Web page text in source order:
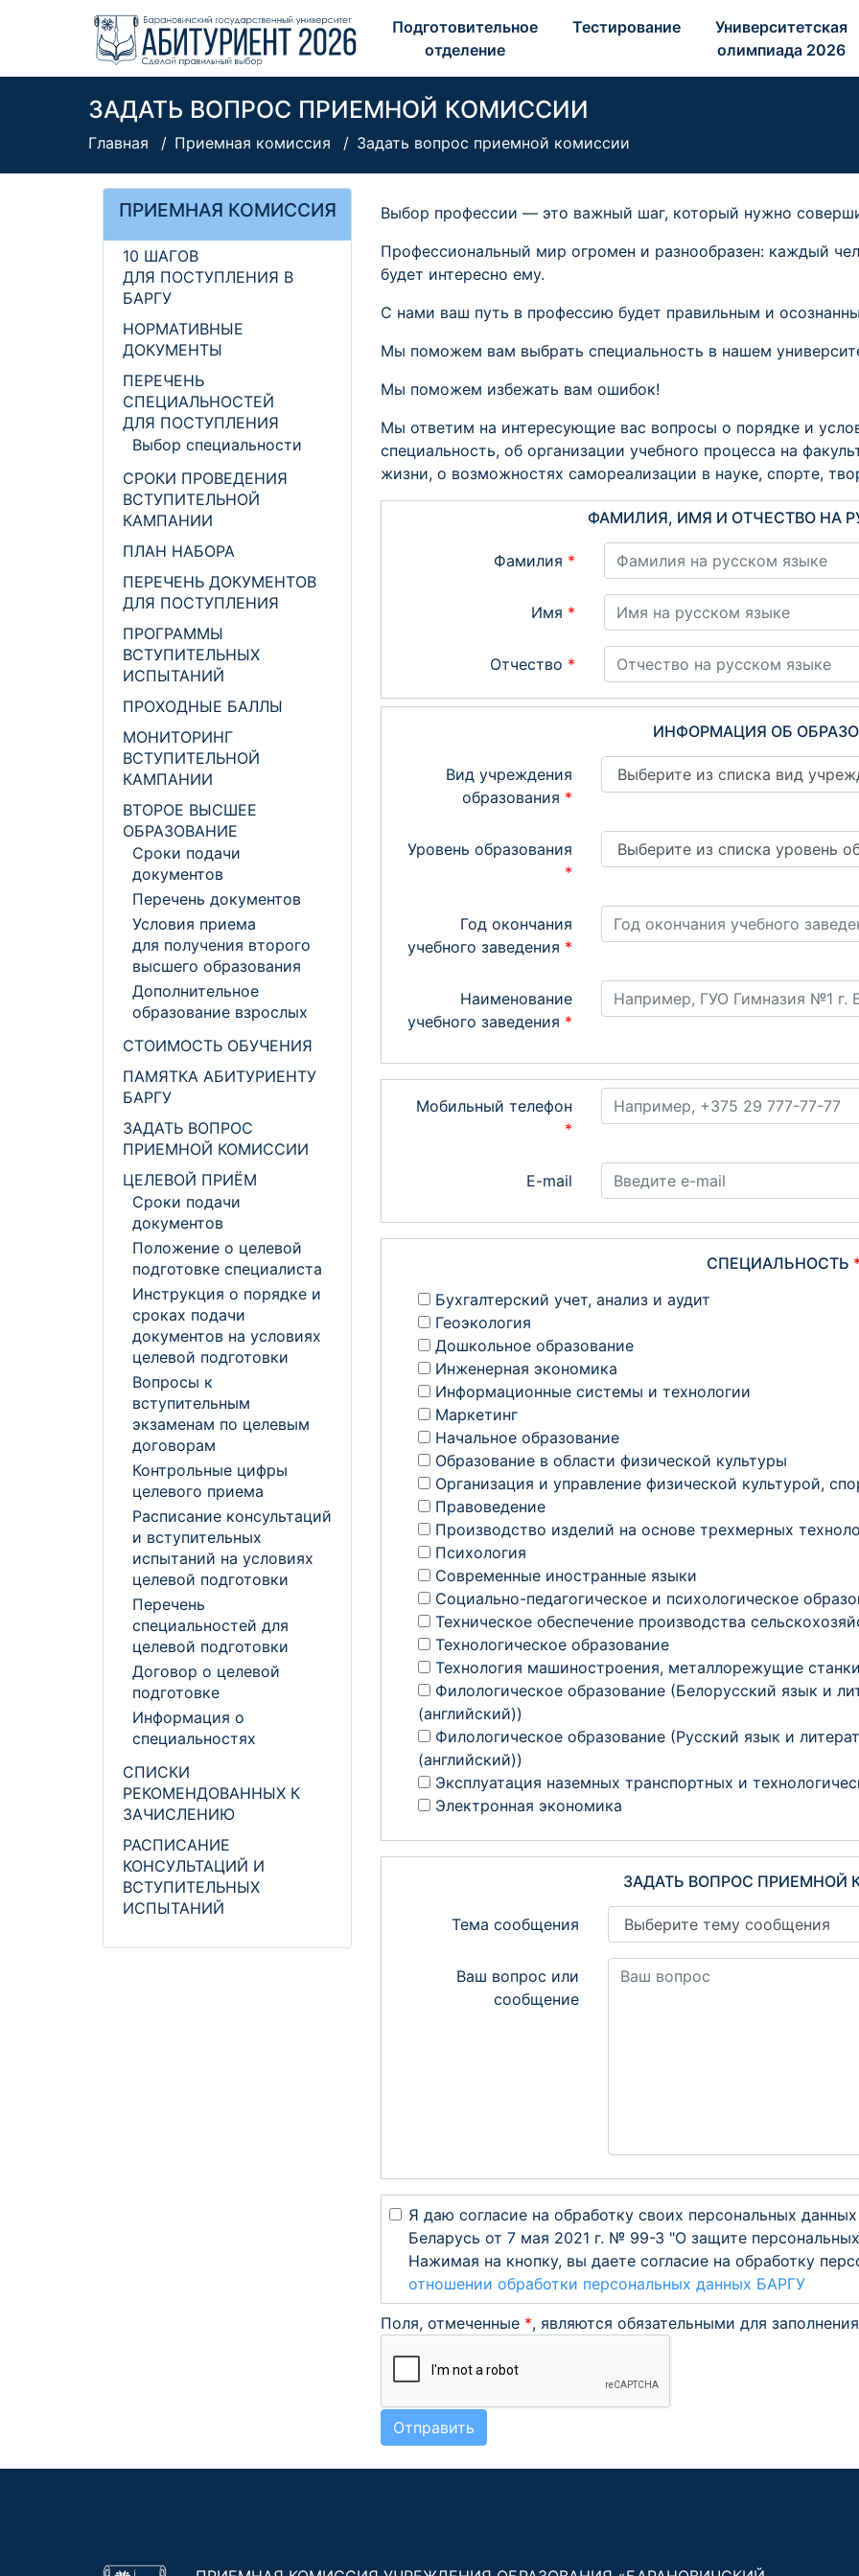
Подготовительное
отделение
Тестирование
Университетская
олимпиада 2026
ЗАДАТЬ ВОПРОС ПРИЕМНОЙ КОМИССИИ
Главная Приемная комиссия Задать вопрос приемной комиссии
ПРИЕМНАЯ КОМИССИЯ
10 ШАГОВ
ДЛЯ ПОСТУПЛЕНИЯ В
БАРГУ
НОРМАТИВНЫЕ
ДОКУМЕНТЫ
ПЕРЕЧЕНЬ
СПЕЦИАЛЬНОСТЕЙ
ДЛЯ ПОСТУПЛЕНИЯ
Выбор специальности
СРОКИ ПРОВЕДЕНИЯ
ВСТУПИТЕЛЬНОЙ
КАМПАНИИ
ПЛАН НАБОРА
ПЕРЕЧЕНЬ ДОКУМЕНТОВ
ДЛЯ ПОСТУПЛЕНИЯ
ПРОГРАММЫ
ВСТУПИТЕЛЬНЫХ
ИСПЫТАНИЙ
ПРОХОДНЫЕ БАЛЛЫ
МОНИТОРИНГ
ВСТУПИТЕЛЬНОЙ
КАМПАНИИ
ВТОРОЕ ВЫСШЕЕ
ОБРАЗОВАНИЕ
Сроки подачи
документов
Перечень документов
Условия приема
для получения второго
высшего образования
Дополнительное
образование взрослых
СТОИМОСТЬ ОБУЧЕНИЯ
ПАМЯТКА АБИТУРИЕНТУ
БАРГУ
ЗАДАТЬ ВОПРОС
ПРИЕМНОЙ КОМИССИИ
ЦЕЛЕВОЙ ПРИЁМ
Сроки подачи
документов
Положение о целевой
подготовке специалиста
Инструкция о порядке и
сроках подачи
документов на условиях
целевой подготовки
Вопросы к
вступительным
экзаменам по целевым
договорам
Контрольные цифры
целевого приема
Расписание консультаций
и вступительных
испытаний на условиях
целевой подготовки
Перечень
специальностей для
целевой подготовки
Договор о целевой
подготовке
Информация о
специальностях
СПИСКИ
РЕКОМЕНДОВАННЫХ К
ЗАЧИСЛЕНИЮ
РАСПИСАНИЕ
КОНСУЛЬТАЦИЙ И
ВСТУПИТЕЛЬНЫХ
ИСПЫТАНИЙ
Выбор профессии — это важный шаг, который нужно
Профессиональный мир огромен и разнообразен: каждый
будет интересно ему.
С нами ваш путь в профессию будет правильным и
Мы поможем вам выбрать специальность в нашем
Мы поможем избежать вам ошибок!
Мы ответим на интересующие вас вопросы о порядке и
специальность, об организации учебного процесса на
жизни, о возможностях самореализации в науке, спорте,
ФАМИЛИЯ, ИМЯ И ОТЧЕСТВО НА
Фамилия *
Имя *
Отчество *
ИНФОРМАЦИЯ ОБ
Вид учреждения
образования *
Уровень образования
*
Год окончания
учебного заведения *
Наименование
учебного заведения *
Мобильный телефон
*
E-mail
СПЕЦИАЛЬНОСТЬ
Бухгалтерский учет, анализ и аудит
Геоэкология
Дошкольное образование
Инженерная экономика
Информационные системы и технологии
Маркетинг
Начальное образование
Образование в области физической культуры
Организация и управление физической культурой,
Правоведение
Производство изделий на основе трехмерных
Психология
Современные иностранные языки
Социально-педагогическое и психологическое
Техническое обеспечение производства
Технологическое образование
Технология машиностроения, металлорежущие
Филологическое образование (Белорусский язык и
(английский))
Филологическое образование (Русский язык и
(английский))
Эксплуатация наземных транспортных и
Электронная экономика
ЗАДАТЬ ВОПРОС ПРИЕМНОЙ
Тема сообщения
Ваш вопрос или
сообщение
Я даю согласие на обработку своих персональных
Беларусь от 7 мая 2021 г. № 99-З "О защите
Нажимая на кнопку, вы даете согласие на обработку
отношении обработки персональных данных БАРГУ
Поля, отмеченные *, являются обязательными для заполнения
Отправить